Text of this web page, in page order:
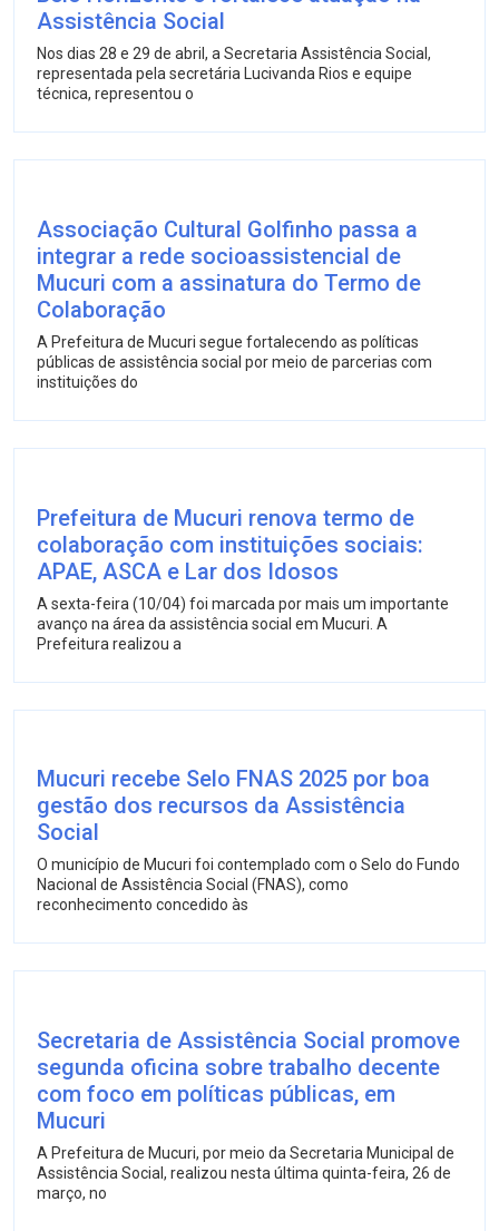
Assistência Social
Nos dias 28 e 29 de abril, a Secretaria Assistência Social,
representada pela secretária Lucivanda Rios e equipe
técnica, representou o
Associação Cultural Golfinho passa a
integrar a rede socioassistencial de
Mucuri com a assinatura do Termo de
Colaboração
A Prefeitura de Mucuri segue fortalecendo as políticas
públicas de assistência social por meio de parcerias com
instituições do
Prefeitura de Mucuri renova termo de
colaboração com instituições sociais:
APAE, ASCA e Lar dos Idosos
A sexta-feira (10/04) foi marcada por mais um importante
avanço na área da assistência social em Mucuri. A
Prefeitura realizou a
Mucuri recebe Selo FNAS 2025 por boa
gestão dos recursos da Assistência
Social
O município de Mucuri foi contemplado com o Selo do Fundo
Nacional de Assistência Social (FNAS), como
reconhecimento concedido às
Secretaria de Assistência Social promove
segunda oficina sobre trabalho decente
com foco em políticas públicas, em
Mucuri
A Prefeitura de Mucuri, por meio da Secretaria Municipal de
Assistência Social, realizou nesta última quinta-feira, 26 de
março, no